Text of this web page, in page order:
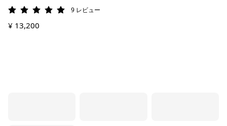
評価: 5 / 5 9 レビュー
¥ 13,200